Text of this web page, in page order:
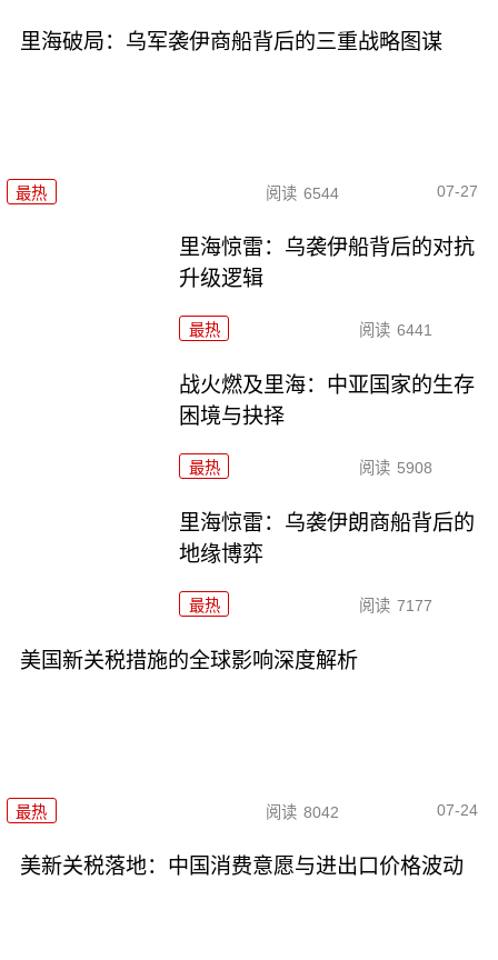
里海破局：乌军袭伊商船背后的三重战略图谋
最热 阅读 6544 07-27
里海惊雷：乌袭伊船背后的对抗
升级逻辑
最热 阅读 6441
战火燃及里海：中亚国家的生存
困境与抉择
最热 阅读 5908
里海惊雷：乌袭伊朗商船背后的
地缘博弈
最热 阅读 7177
美国新关税措施的全球影响深度解析
最热 阅读 8042 07-24
美新关税落地：中国消费意愿与进出口价格波动